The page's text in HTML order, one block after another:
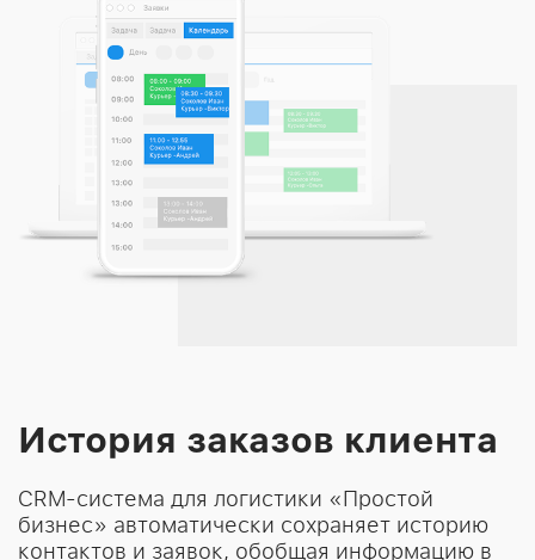
История заказов клиента
CRM-система для логистики «Простой
бизнес» автоматически сохраняет историю
контактов и заявок, обобщая информацию в